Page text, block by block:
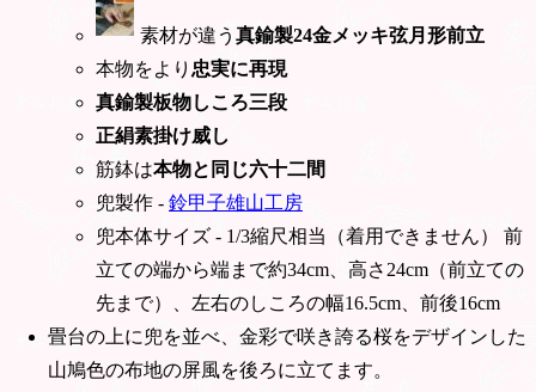
素材が違う 真鍮製24金メッキ弦月形前立
本物をより 忠実に再現
真鍮製板物しころ三段
正絹素掛け威し
筋鉢は本物と同じ六十二間
兜製作 - 鈴甲子雄山工房
兜本体サイズ - 1/3縮尺相当（着用できません） 前
立ての端から端まで約34cm、高さ24cm（前立ての
先まで）、左右のしころの幅16.5cm、前後16cm
畳台の上に兜を並べ、金彩で咲き誇る桜をデザインした
山鳩色の布地の屏風を後ろに立てます。